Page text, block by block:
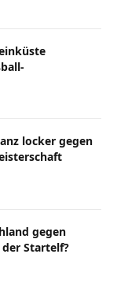
locker gegen
gegen
Startelf?